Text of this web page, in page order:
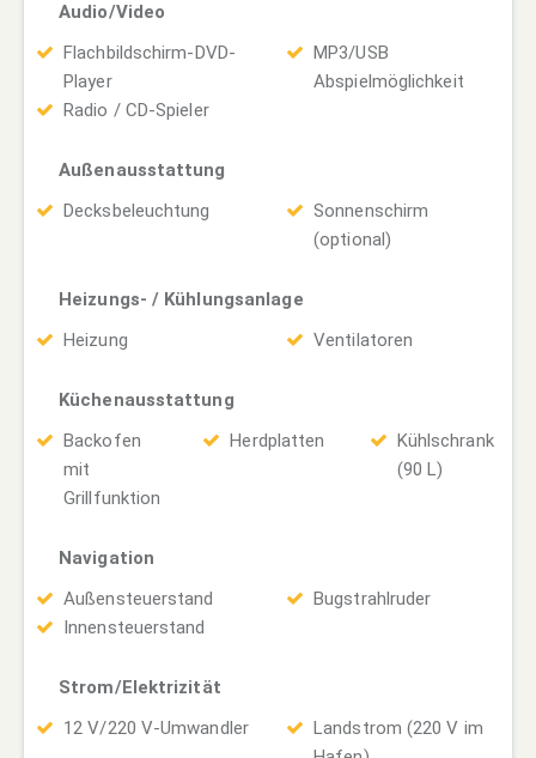
Audio/Video
Flachbildschirm-DVD-
Player
MP3/USB
Abspielmöglichkeit
Radio / CD-Spieler
Außenausstattung
Decksbeleuchtung
Sonnenschirm
(optional)
Heizungs- / Kühlungsanlage
Heizung
Ventilatoren
Küchenausstattung
Backofen
mit
Grillfunktion
Herdplatten
Kühlschrank
(90 L)
Navigation
Außensteuerstand
Bugstrahlruder
Innensteuerstand
Strom/Elektrizität
12 V/220 V-Umwandler
Landstrom (220 V im